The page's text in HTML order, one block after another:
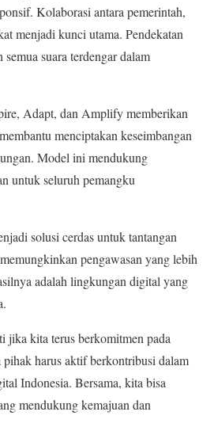
Kolaborasi antara pemerintah,
menjadi kunci utama. Pendekatan
suara terdengar dalam
Adapt, dan Amplify memberikan
menciptakan keseimbangan
Model ini mendukung
untuk seluruh pemangku
solusi cerdas untuk tantangan
pengawasan yang lebih
adalah lingkungan digital yang
jika kita terus berkomitmen pada
harus aktif berkontribusi dalam
Indonesia. Bersama, kita bisa
mendukung kemajuan dan